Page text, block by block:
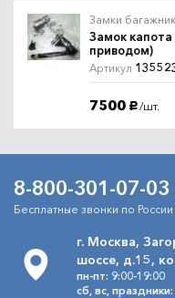
Замки
Замок
приводом)
Артикул
7500 руб. /шт.
8-800-301-07-03
Бесплатные звонки по России
г. Москва,
шоссе, д.15,
пн-пт: 9:00-19:00
сб, вс,